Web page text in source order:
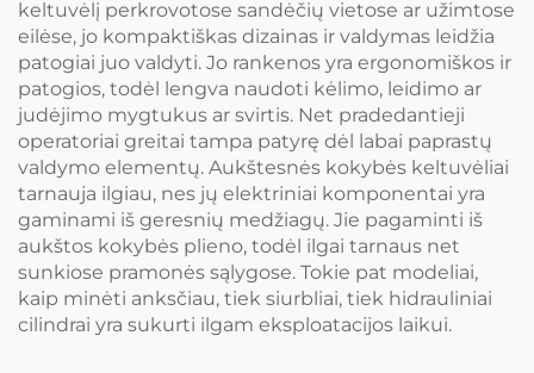
keltuvėlį perkrovotose sandėčių vietose ar užimtose
eilėse, jo kompaktiškas dizainas ir valdymas leidžia
patogiai juo valdyti. Jo rankenos yra ergonomiškos ir
patogios, todėl lengva naudoti kėlimo, leidimo ar
judėjimo mygtukus ar svirtis. Net pradedantieji
operatoriai greitai tampa patyrę dėl labai paprastų
valdymo elementų. Aukštesnės kokybės keltuvėliai
tarnauja ilgiau, nes jų elektriniai komponentai yra
gaminami iš geresnių medžiagų. Jie pagaminti iš
aukštos kokybės plieno, todėl ilgai tarnaus net
sunkiose pramonės sąlygose. Tokie pat modeliai,
kaip minėti anksčiau, tiek siurbliai, tiek hidrauliniai
cilindrai yra sukurti ilgam eksploatacijos laikui.